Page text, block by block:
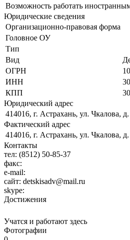
Возможность работать
Юридические сведения
Организационно-правовая форма
Головное ОУ
Тип
Вид
ОГРН
ИНН
КПП
Юридический адрес
414016, г. Астрахань, ул. Чкалова,
Фактический адрес
414016, г. Астрахань, ул. Чкалова,
Контакты
тел: (8512) 50-85-37
факс:
e-mail:
сайт: detskisadv@mail.ru
skype:
Достижения
Учатся и работают здесь
Фотографии